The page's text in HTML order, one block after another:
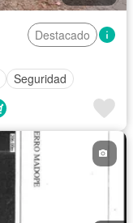
Destacado
Seguridad